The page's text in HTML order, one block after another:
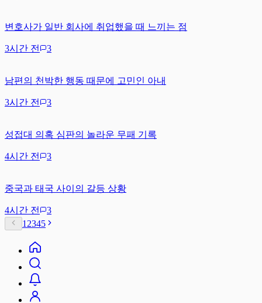
변호사가 일반 회사에 취업했을 때 느끼는 점
3시간 전 3
남편의 천박한 행동 때문에 고민인 아내
3시간 전 3
성접대 의혹 심판의 놀라운 무패 기록
4시간 전 3
중국과 태국 사이의 갈등 상황
4시간 전
3
1 2345